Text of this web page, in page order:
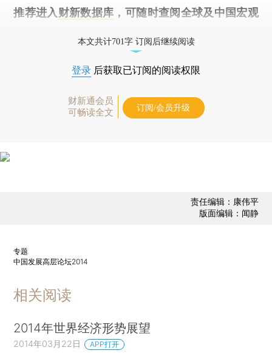
推荐进入 财新数据库 ，可随时查阅全球及中国宏观
本文共计701字 订阅后继续阅读
登录 后获取已订阅的阅读权限
财新通会员
可畅读全文
订阅/会员升级
责任编辑：康伟平
版面编辑：闻静
专题
中国发展高层论坛2014
相关阅读
2014年世界经济形势展望
2014年03月22日 APP打开